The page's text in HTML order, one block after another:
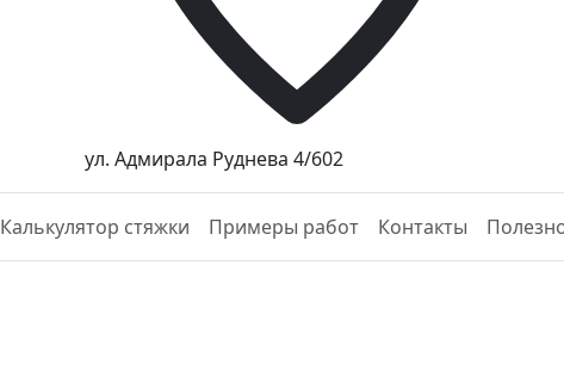
ул. Адмирала Руднева 4/602
Калькулятор стяжки Примеры работ Контакты